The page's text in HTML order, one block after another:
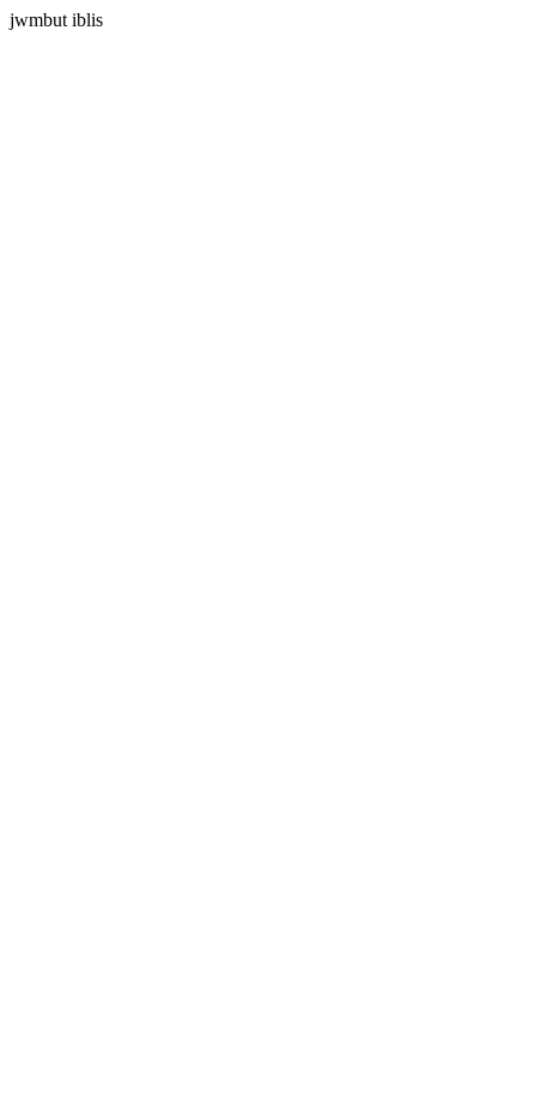
jwmbut iblis